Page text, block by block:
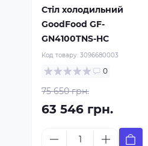
Стіл холодильний
GoodFood GF-
GN4100TNS-HC
Код товару: 3096680003
0
75 650 грн.
63 546 грн.